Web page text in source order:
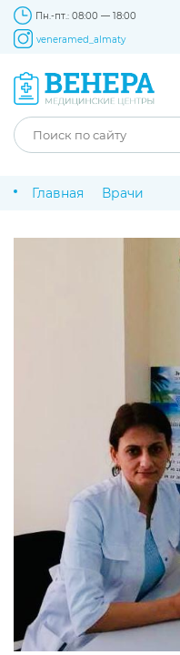
Пн.-пт.: 08:00 — 18:00
veneramed_almaty
Главная Врачи